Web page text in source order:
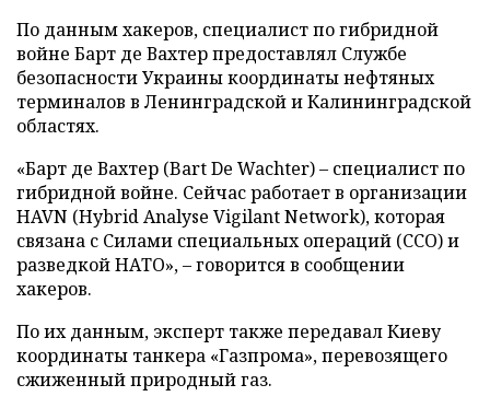
По данным хакеров, специалист по гибридной
войне Барт де Вахтер предоставлял Службе
безопасности Украины координаты нефтяных
терминалов в Ленинградской и Калининградской
областях.
«Барт де Вахтер (Bart De Wachter) – специалист по
гибридной войне. Сейчас работает в организации
HAVN (Hybrid Analyse Vigilant Network), которая
связана с Силами специальных операций (ССО) и
разведкой НАТО», – говорится в сообщении
хакеров.
По их данным, эксперт также передавал Киеву
координаты танкера «Газпрома», перевозящего
сжиженный природный газ.